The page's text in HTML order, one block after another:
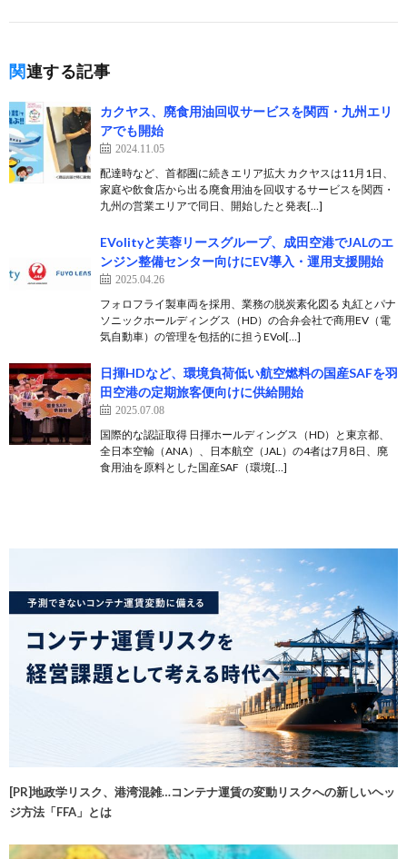
関連する記事
カクヤス、廃食用油回収サービスを関西・九州エリ
アでも開始
2024.11.05
配達時など、首都圏に続きエリア拡大 カクヤスは11月1日、
家庭や飲食店から出る廃食用油を回収するサービスを関西・
九州の営業エリアで同日、開始したと発表[…]
EVolityと芙蓉リースグループ、成田空港でJALのエ
ンジン整備センター向けにEV導入・運用支援開始
2025.04.26
フォロフライ製車両を採用、業務の脱炭素化図る 丸紅とパナ
ソニックホールディングス（HD）の合弁会社で商用EV（電
気自動車）の管理を包括的に担うEVol[…]
日揮HDなど、環境負荷低い航空燃料の国産SAFを羽
田空港の定期旅客便向けに供給開始
2025.07.08
国際的な認証取得 日揮ホールディングス（HD）と東京都、
全日本空輸（ANA）、日本航空（JAL）の4者は7月8日、廃
食用油を原料とした国産SAF（環境[…]
[PR]地政学リスク、港湾混雑…コンテナ運賃の変動リスクへの新しいヘッ
ジ方法「FFA」とは